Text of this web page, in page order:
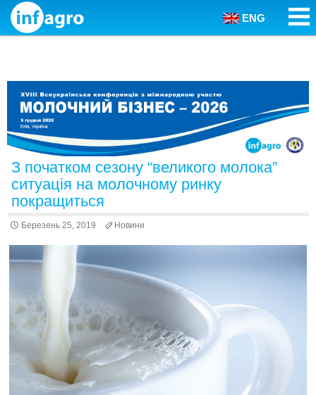
Skip to content
ENG
З початком сезону “великого молока”
ситуація на молочному ринку
покращиться
Березень 25, 2019 Новини